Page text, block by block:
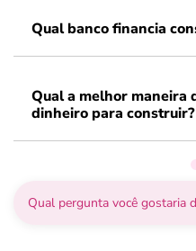
Qual banco financia
Qual a melhor maneira
dinheiro para construir?